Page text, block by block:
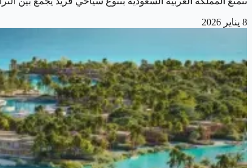
8 يناير 2026